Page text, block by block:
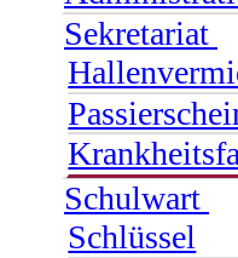
Sekretariat
Schulwart
Schlüssel